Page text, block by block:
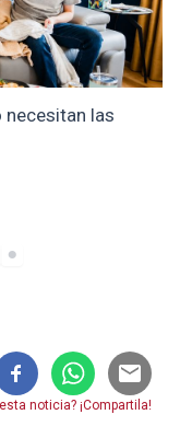
necesitan las
noticia? ¡Compartila!